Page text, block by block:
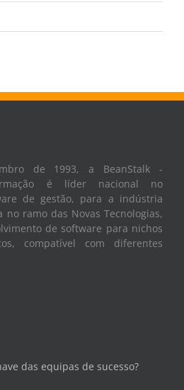
de 1993, a BeanStalk -
é líder nacional no
de gestão, para a indústria
no ramo das Novas Tecnologias,
de software para nichos
compatível com diferentes
das equipas de sucesso?